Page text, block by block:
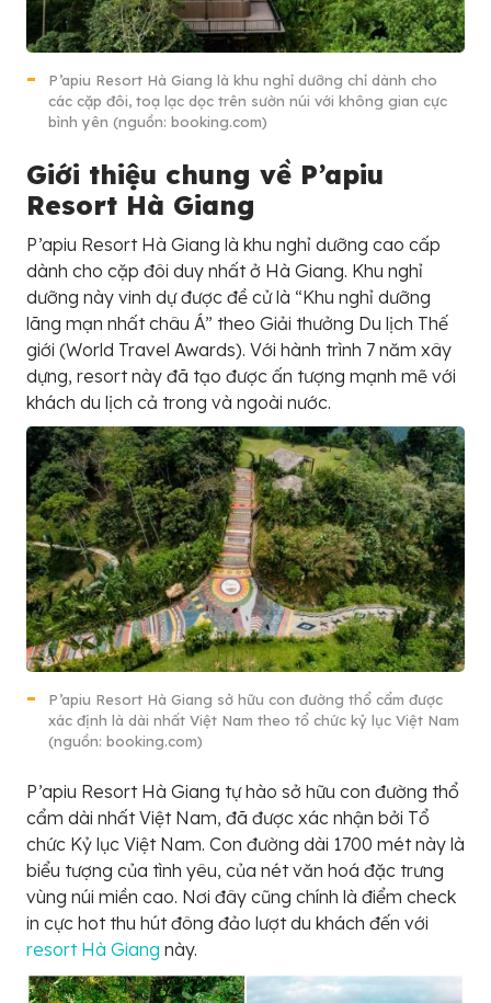
P’apiu Resort Hà Giang là khu nghỉ dưỡng chỉ dành cho
các cặp đôi, toạ lạc dọc trên sườn núi với không gian cực
bình yên (nguồn: booking.com)
Giới thiệu chung về P’apiu
Resort Hà Giang
P’apiu Resort Hà Giang là khu nghỉ dưỡng cao cấp
dành cho cặp đôi duy nhất ở Hà Giang. Khu nghỉ
dưỡng này vinh dự được đề cử là “Khu nghỉ dưỡng
lãng mạn nhất châu Á” theo Giải thưởng Du lịch Thế
giới (World Travel Awards). Với hành trình 7 năm xây
dựng, resort này đã tạo được ấn tượng mạnh mẽ với
khách du lịch cả trong và ngoài nước.
P’apiu Resort Hà Giang sở hữu con đường thổ cẩm được
xác định là dài nhất Việt Nam theo tổ chức kỷ lục Việt Nam
(nguồn: booking.com)
P’apiu Resort Hà Giang tự hào sở hữu con đường thổ
cẩm dài nhất Việt Nam, đã được xác nhận bởi Tổ
chức Kỷ lục Việt Nam. Con đường dài 1700 mét này là
biểu tượng của tình yêu, của nét văn hoá đặc trưng
vùng núi miền cao. Nơi đây cũng chính là điểm check
in cực hot thu hút đông đảo lượt du khách đến với
resort Hà Giang này.